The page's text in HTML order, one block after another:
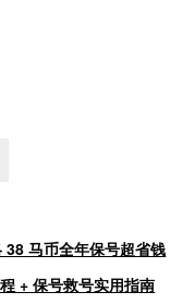
马币全年保号超省钱
+ 保号救号实用指南